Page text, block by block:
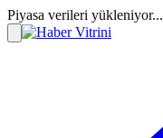
Piyasa verileri yükleniyor...